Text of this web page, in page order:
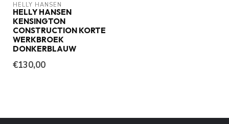
HELLY HANSEN
HELLY HANSEN
KENSINGTON
CONSTRUCTION KORTE
WERKBROEK
DONKERBLAUW
€130,00